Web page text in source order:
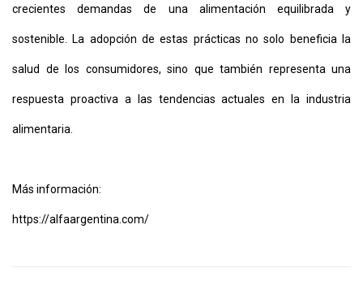
crecientes demandas de una alimentación equilibrada y
sostenible. La adopción de estas prácticas no solo beneficia la
salud de los consumidores, sino que también representa una
respuesta proactiva a las tendencias actuales en la industria
alimentaria.
Más información:
https://alfaargentina.com/